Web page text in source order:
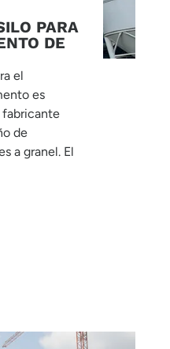
PARA
DE
el
es
fabricante
de
a granel. El